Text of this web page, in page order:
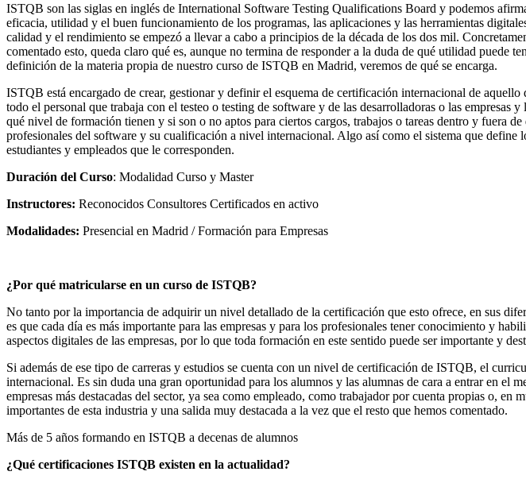
ISTQB son las siglas en inglés de International Software Testing Qualifications Board y podemos
eficacia, utilidad y el buen funcionamiento de los programas, las aplicaciones y las herramientas
calidad y el rendimiento se empezó a llevar a cabo a principios de la década de los dos mil.
comentado esto, queda claro qué es, aunque no termina de responder a la duda de qué utilidad puede
definición de la materia propia de nuestro curso de ISTQB en Madrid, veremos de qué se encarga.
ISTQB está encargado de crear, gestionar y definir el esquema de certificación internacional de
todo el personal que trabaja con el testeo o testing de software y de las desarrolladoras o las
qué nivel de formación tienen y si son o no aptos para ciertos cargos, trabajos o tareas dentro y fuera
profesionales del software y su cualificación a nivel internacional. Algo así como el sistema que define
estudiantes y empleados que le corresponden.
Duración del Curso: Modalidad Curso y Master
Instructores: Reconocidos Consultores Certificados en activo
Modalidades: Presencial en Madrid / Formación para Empresas
¿Por qué matricularse en un curso de ISTQB?
No tanto por la importancia de adquirir un nivel detallado de la certificación que esto ofrece, en sus
es que cada día es más importante para las empresas y para los profesionales tener conocimiento y
aspectos digitales de las empresas, por lo que toda formación en este sentido puede ser importante y
Si además de ese tipo de carreras y estudios se cuenta con un nivel de certificación de ISTQB, el
internacional. Es sin duda una gran oportunidad para los alumnos y las alumnas de cara a entrar en el
empresas más destacadas del sector, ya sea como empleado, como trabajador por cuenta propias o,
importantes de esta industria y una salida muy destacada a la vez que el resto que hemos comentado.
Más de 5 años formando en ISTQB a decenas de alumnos
¿Qué certificaciones ISTQB existen en la actualidad?